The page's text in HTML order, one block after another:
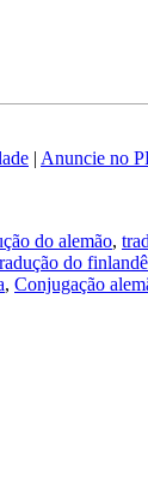
| Anuncie no
do alemão,
do
, Conjugação